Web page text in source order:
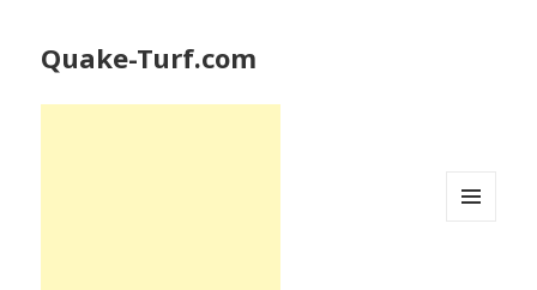
Quake-Turf.com